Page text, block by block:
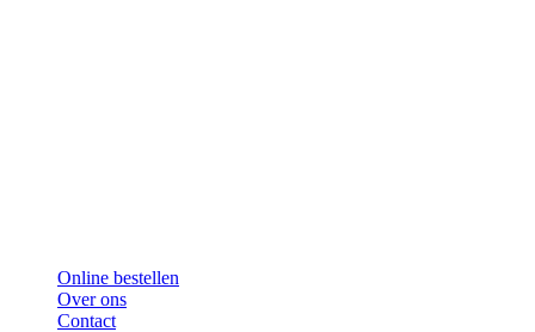
Online bestellen
Over ons
Contact